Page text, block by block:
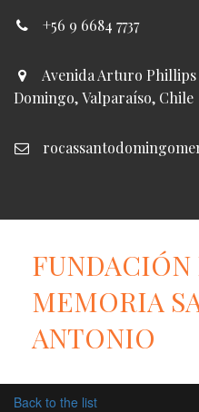
+56 9 6684 7737
Avenida Arturo Phillips
Domingo,Valparaíso, Chile
FUNDACIÓN
MEMORIA
ANTONIO
Back to the list